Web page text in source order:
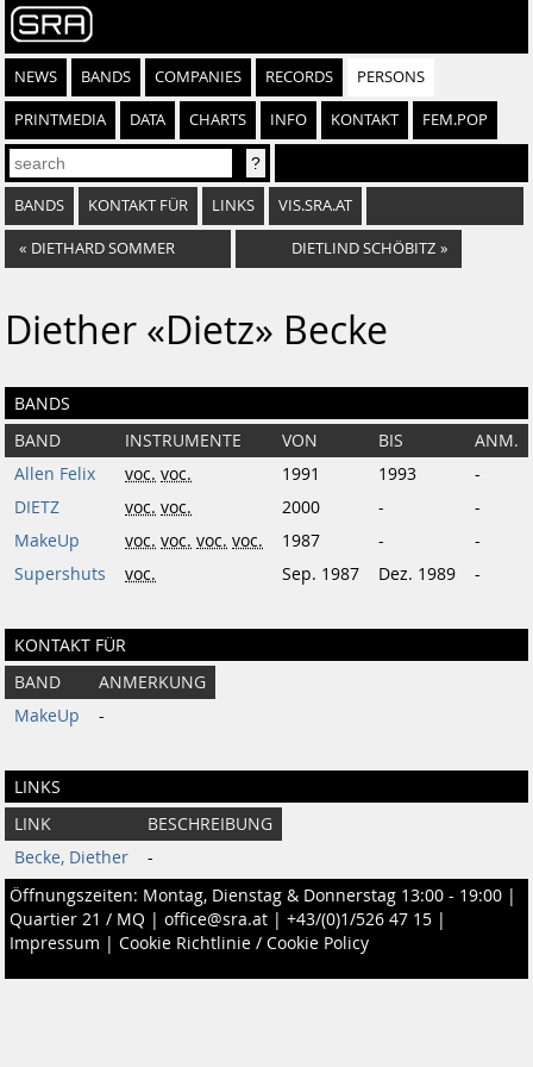
NEWS BANDS COMPANIES RECORDS PERSONS
PRINTMEDIA DATA CHARTS INFO KONTAKT FEM.POP
BANDS KONTAKT FÜR LINKS VIS.SRA.AT
« DIETHARD SOMMER DIETLIND SCHÖBITZ »
Diether «Dietz» Becke
BANDS
BAND INSTRUMENTE VON BIS
ANM.
Allen Felix
voc. voc. 1991 1993
-
DIETZ
voc. voc. 2000 -
-
MakeUp
voc. voc. voc. voc. 1987 -
-
Supershuts
voc. Sep. 1987 Dez. 1989 -
KONTAKT FÜR
BAND
ANMERKUNG
MakeUp
-
LINKS
LINK
BESCHREIBUNG
Becke, Diether
-
Öffnungszeiten: Montag, Dienstag & Donnerstag 13:00 - 19:00 |
Quartier 21 / MQ | office@sra.at | +43/(0)1/526 47 15 |
Impressum | Cookie Richtlinie / Cookie Policy